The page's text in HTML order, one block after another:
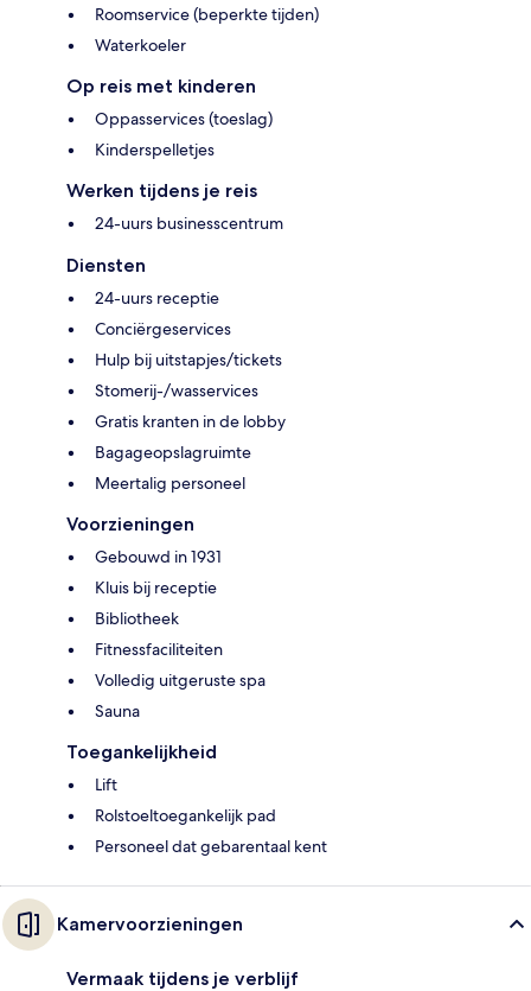
Roomservice (beperkte tijden)
Waterkoeler
Op reis met kinderen
Oppasservices (toeslag)
Kinderspelletjes
Werken tijdens je reis
24-uurs businesscentrum
Diensten
24-uurs receptie
Conciërgeservices
Hulp bij uitstapjes/tickets
Stomerij-/wasservices
Gratis kranten in de lobby
Bagageopslagruimte
Meertalig personeel
Voorzieningen
Gebouwd in 1931
Kluis bij receptie
Bibliotheek
Fitnessfaciliteiten
Volledig uitgeruste spa
Sauna
Toegankelijkheid
Lift
Rolstoeltoegankelijk pad
Personeel dat gebarentaal kent
Kamervoorzieningen
Vermaak tijdens je verblijf